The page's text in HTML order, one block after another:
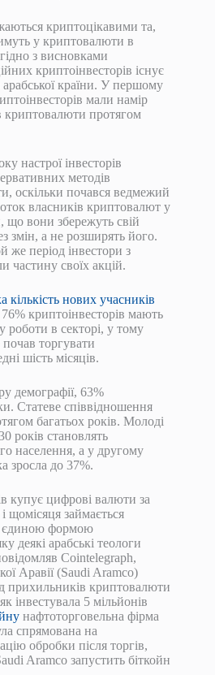
криптоцікавими та,
у криптовалюти в
з висновками
криптоінвесторів існує
арабської країни. У першому
мали намір
криптовалюти протягом
настрої інвесторів
методів
оскільки почався ведмежий
власників криптовалют у
що вони збережуть свій
змін, а не розширять його.
же період інвестори з
своїх акцій.
кількість нових учасників
криптоінвесторів мають
роботи в секторі, у тому
торгувати
шість місяців.
демографії, 63%
Статеве співвідношення
багатьох років. Молоді
років становлять
населення, а у другому
зросла до 37%.
купує цифрові валюти за
щомісяця займається
єдиною формою
деякі арабські теологи
Cointelegraph,
Аравії (Saudi Aramco)
прихильників криптовалюти
інвестувала 5 мільйонів
нафтоторговельна фірма
спрямована на
обробки після торгів,
Aramco запустить біткойн